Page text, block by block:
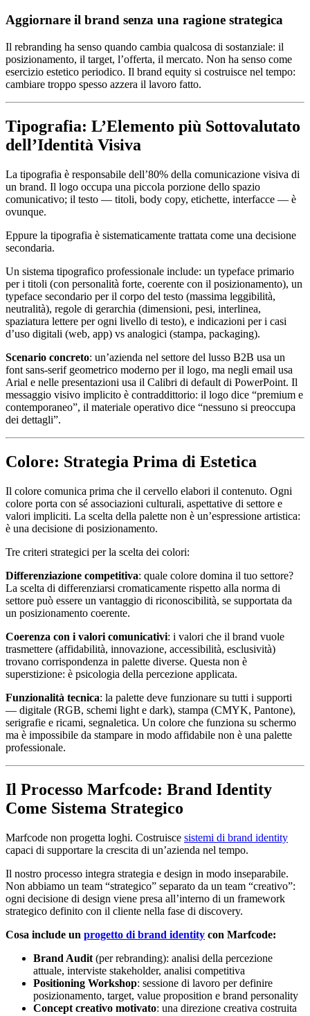
Aggiornare il brand senza una ragione strategica
Il rebranding ha senso quando cambia qualcosa di sostanziale: il
posizionamento, il target, l’offerta, il mercato. Non ha senso come
esercizio estetico periodico. Il brand equity si costruisce nel tempo:
cambiare troppo spesso azzera il lavoro fatto.
Tipografia: L’Elemento più Sottovalutato
dell’Identità Visiva
La tipografia è responsabile dell’80% della comunicazione visiva di
un brand. Il logo occupa una piccola porzione dello spazio
comunicativo; il testo — titoli, body copy, etichette, interfacce — è
ovunque.
Eppure la tipografia è sistematicamente trattata come una decisione
secondaria.
Un sistema tipografico professionale include: un typeface primario
per i titoli (con personalità forte, coerente con il posizionamento), un
typeface secondario per il corpo del testo (massima leggibilità,
neutralità), regole di gerarchia (dimensioni, pesi, interlinea,
spaziatura lettere per ogni livello di testo), e indicazioni per i casi
d’uso digitali (web, app) vs analogici (stampa, packaging).
Scenario concreto: un’azienda nel settore del lusso B2B usa un
font sans-serif geometrico moderno per il logo, ma negli email usa
Arial e nelle presentazioni usa il Calibri di default di PowerPoint. Il
messaggio visivo implicito è contraddittorio: il logo dice “premium e
contemporaneo”, il materiale operativo dice “nessuno si preoccupa
dei dettagli”.
Colore: Strategia Prima di Estetica
Il colore comunica prima che il cervello elabori il contenuto. Ogni
colore porta con sé associazioni culturali, aspettative di settore e
valori impliciti. La scelta della palette non è un’espressione artistica:
è una decisione di posizionamento.
Tre criteri strategici per la scelta dei colori:
Differenziazione competitiva: quale colore domina il tuo settore?
La scelta di differenziarsi cromaticamente rispetto alla norma di
settore può essere un vantaggio di riconoscibilità, se supportata da
un posizionamento coerente.
Coerenza con i valori comunicativi: i valori che il brand vuole
trasmettere (affidabilità, innovazione, accessibilità, esclusività)
trovano corrispondenza in palette diverse. Questa non è
superstizione: è psicologia della percezione applicata.
Funzionalità tecnica: la palette deve funzionare su tutti i supporti
— digitale (RGB, schemi light e dark), stampa (CMYK, Pantone),
serigrafie e ricami, segnaletica. Un colore che funziona su schermo
ma è impossibile da stampare in modo affidabile non è una palette
professionale.
Il Processo Marfcode: Brand Identity
Come Sistema Strategico
Marfcode non progetta loghi. Costruisce sistemi di brand identity
capaci di supportare la crescita di un’azienda nel tempo.
Il nostro processo integra strategia e design in modo inseparabile.
Non abbiamo un team “strategico” separato da un team “creativo”:
ogni decisione di design viene presa all’interno di un framework
strategico definito con il cliente nella fase di discovery.
Cosa include un progetto di brand identity con Marfcode:
Brand Audit (per rebranding): analisi della percezione
attuale, interviste stakeholder, analisi competitiva
Positioning Workshop: sessione di lavoro per definire
posizionamento, target, value proposition e brand personality
Concept creativo motivato: una direzione creativa costruita